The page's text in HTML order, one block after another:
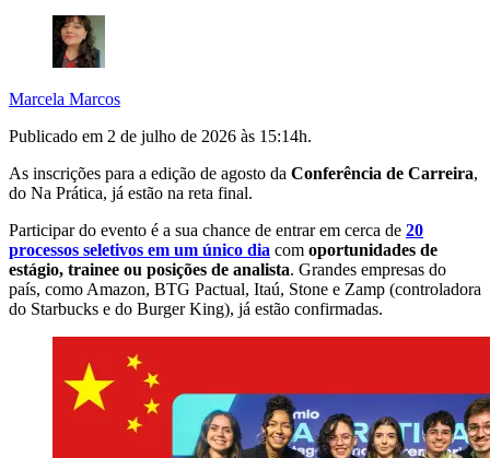
Marcela Marcos
Publicado em 2 de julho de 2026 às 15:14h.
As inscrições para a edição de agosto da Conferência de Carreira,
do Na Prática, já estão na reta final.
Participar do evento é a sua chance de entrar em cerca de 20
processos seletivos em um único dia com oportunidades de
estágio, trainee ou posições de analista. Grandes empresas do
país, como Amazon, BTG Pactual, Itaú, Stone e Zamp (controladora
do Starbucks e do Burger King), já estão confirmadas.